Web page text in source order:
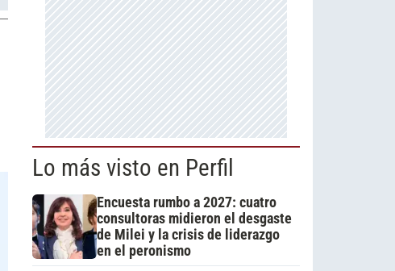
Lo más visto en Perfil
Encuesta rumbo a 2027: cuatro
consultoras midieron el desgaste
de Milei y la crisis de liderazgo
en el peronismo